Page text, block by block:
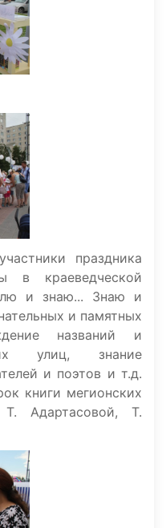
праздника
в краеведческой
и знаю... Знаю и
и памятных
названий и
улиц, знание
и поэтов и т.д.
книги мегионских
Т. Адартасовой, Т.